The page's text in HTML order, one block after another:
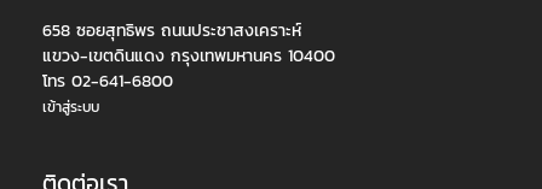
658 ซอยสุทธิพร ถนนประชาสงเคราะห์
แขวง-เขตดินแดง กรุงเทพมหานคร 10400
โทร 02-641-6800
เข้าสู่ระบบ